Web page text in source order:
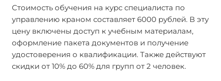
Стоимость обучения на курс специалиста по
управлению краном составляет 6000 рублей. В эту
цену включены доступ к учебным материалам,
оформление пакета документов и получение
удостоверения о квалификации. Также действуют
скидки от 10% до 60% для групп от 2 человек.